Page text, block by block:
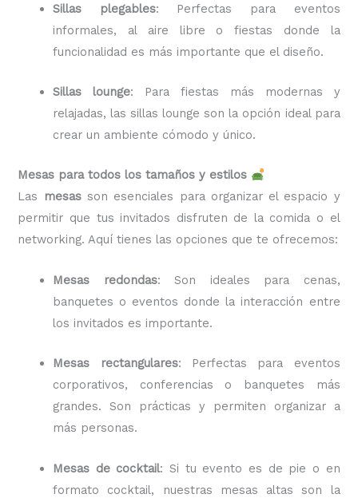
Sillas plegables: Perfectas para eventos
informales, al aire libre o fiestas donde la
funcionalidad es más importante que el diseño.
Sillas lounge: Para fiestas más modernas y
relajadas, las sillas lounge son la opción ideal para
crear un ambiente cómodo y único.
Mesas para todos los tamaños y estilos
Las
mesasson esenciales para organizar el espacio y
permitir que tus invitados disfruten de la comida o el
networking. Aquí tienes las opciones que te ofrecemos:
Mesas redondas: Son ideales para cenas,
banquetes o eventos donde la interacción entre
los invitados es importante.
Mesas rectangulares: Perfectas para eventos
corporativos, conferencias o banquetes más
grandes. Son prácticas y permiten organizar a
más personas.
Mesas de cocktail: Si tu evento es de pie o en
formato cocktail, nuestras mesas altas son la